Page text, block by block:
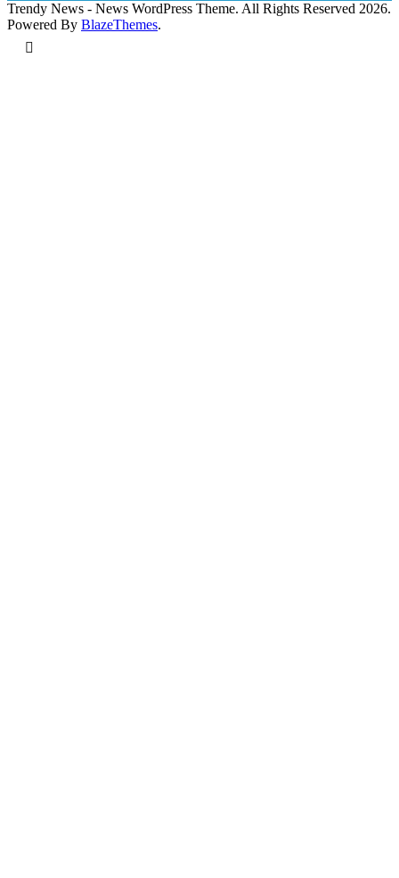
Trendy News - News WordPress Theme. All Rights Reserved 2026.
Powered By BlazeThemes.